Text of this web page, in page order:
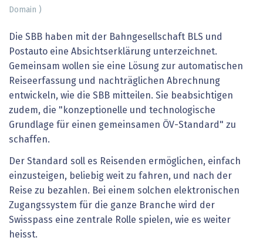
Domain )
Die SBB haben mit der Bahngesellschaft BLS und
Postauto eine Absichtserklärung unterzeichnet.
Gemeinsam wollen sie eine Lösung zur automatischen
Reiseerfassung und nachträglichen Abrechnung
entwickeln, wie die SBB mitteilen. Sie beabsichtigen
zudem, die "konzeptionelle und technologische
Grundlage für einen gemeinsamen ÖV-Standard" zu
schaffen.
Der Standard soll es Reisenden ermöglichen, einfach
einzusteigen, beliebig weit zu fahren, und nach der
Reise zu bezahlen. Bei einem solchen elektronischen
Zugangssystem für die ganze Branche wird der
Swisspass eine zentrale Rolle spielen, wie es weiter
heisst.